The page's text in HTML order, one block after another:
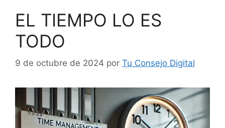
EL TIEMPO LO ES
TODO
9 de octubre de 2024 por Tu Consejo Digital